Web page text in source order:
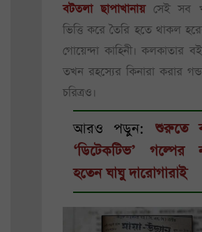
বটতলা ছাপাখানায়সেই সব
ভিত্তি করে তৈরি হতে থাকল
গোয়েন্দা কাহিনী। কলকাতার
তখন রহস্যের কিনারা করার
চরিত্রও।
আরও পড়ুন: শুরুতে
‘ডিটেকটিভ’ গল্পের
হতেন ঘাঘু দারোগারাই